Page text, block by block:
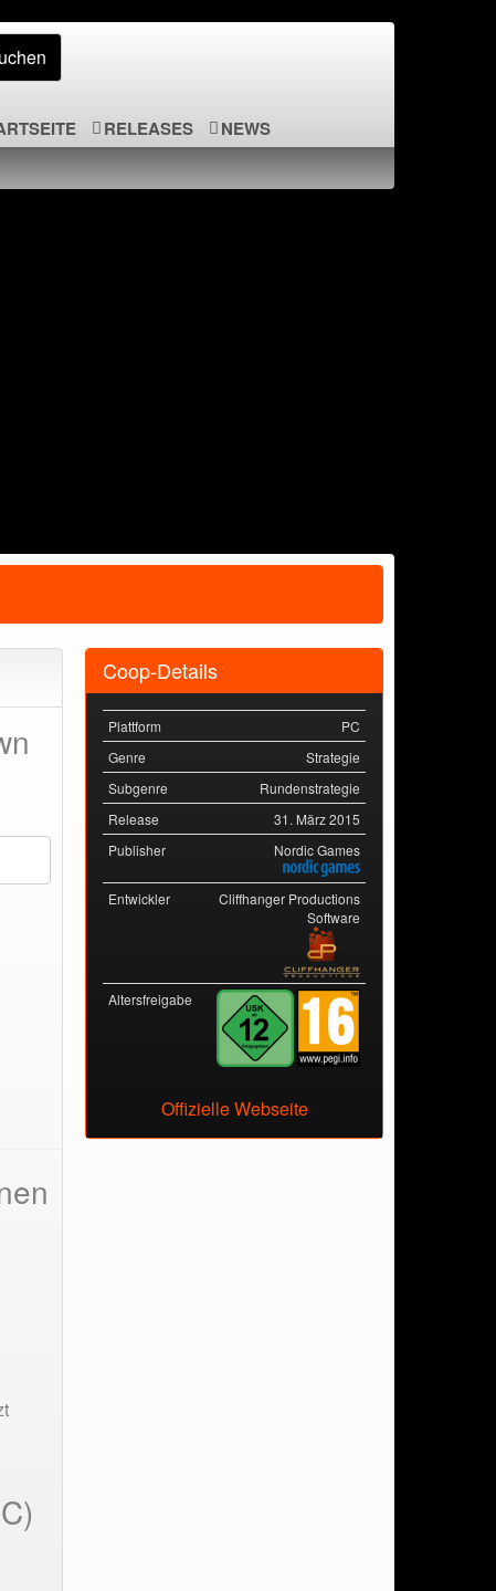
RELEASES NEWS
Coop-Details
Plattform
PC
Genre
Strategie
Subgenre
Rundenstrategie
Release
31. März 2015
Publisher
Nordic Games
Entwickler
Cliffhanger Productions
Software
Altersfreigabe
Offizielle Webseite